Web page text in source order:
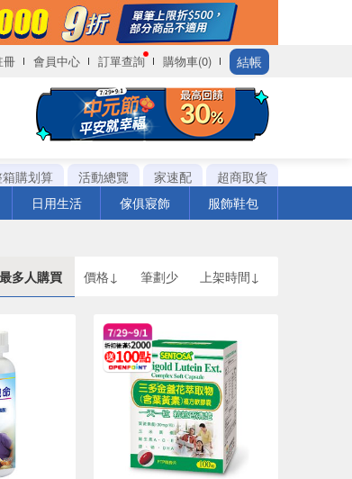
冊 會員中心 訂單查詢 購物車(0) 結帳
購划算 活動總覽 家速配
超商取貨
日用生活 傢俱寢飾 服飾鞋包
最多人購買 價格↓ 筆劃少 上架時間↓